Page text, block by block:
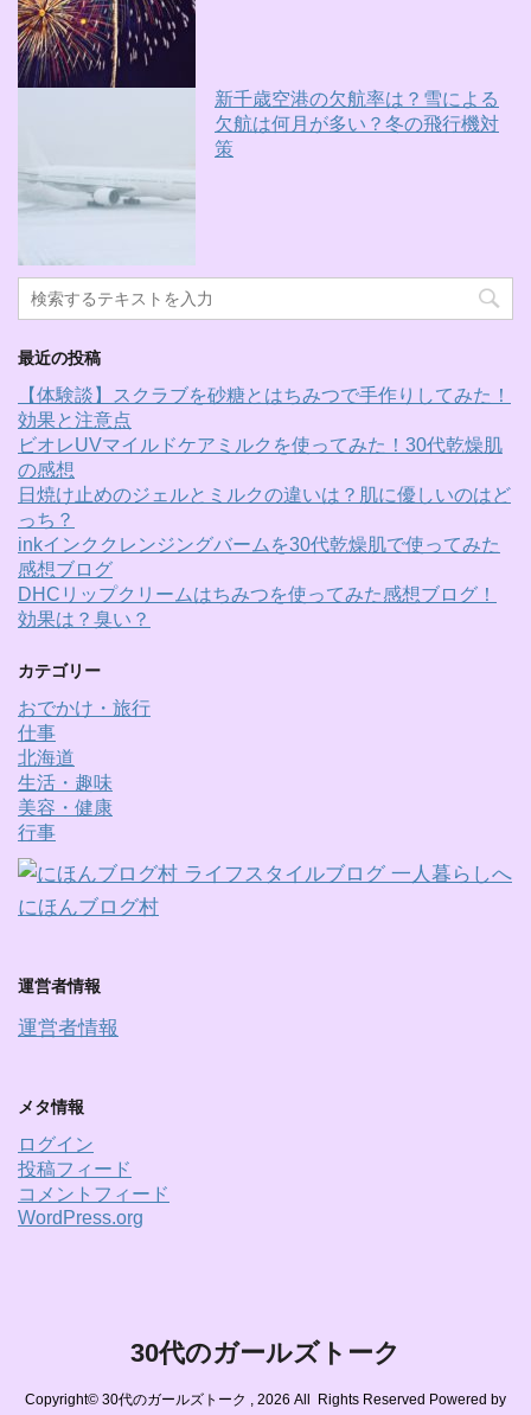
新千歳空港の欠航率は？雪による
欠航は何月が多い？冬の飛行機対
策
最近の投稿
【体験談】スクラブを砂糖とはちみつで手作りしてみた！
効果と注意点
ビオレUVマイルドケアミルクを使ってみた！30代乾燥肌
の感想
日焼け止めのジェルとミルクの違いは？肌に優しいのはど
っち？
inkインククレンジングバームを30代乾燥肌で使ってみた
感想ブログ
DHCリップクリームはちみつを使ってみた感想ブログ！
効果は？臭い？
カテゴリー
おでかけ・旅行
仕事
北海道
生活・趣味
美容・健康
行事
にほんブログ村
運営者情報
運営者情報
メタ情報
ログイン
投稿フィード
コメントフィード
WordPress.org
30代のガールズトーク
Copyright© 30代のガールズトーク , 2026 All Rights Reserved Powered by